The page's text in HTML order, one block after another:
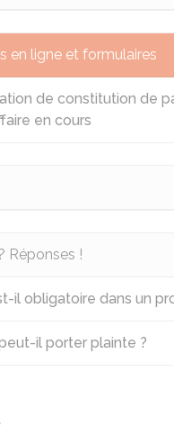
en ligne et formulaires
de constitution de
en cours
Réponses !
il obligatoire dans un
il porter plainte ?